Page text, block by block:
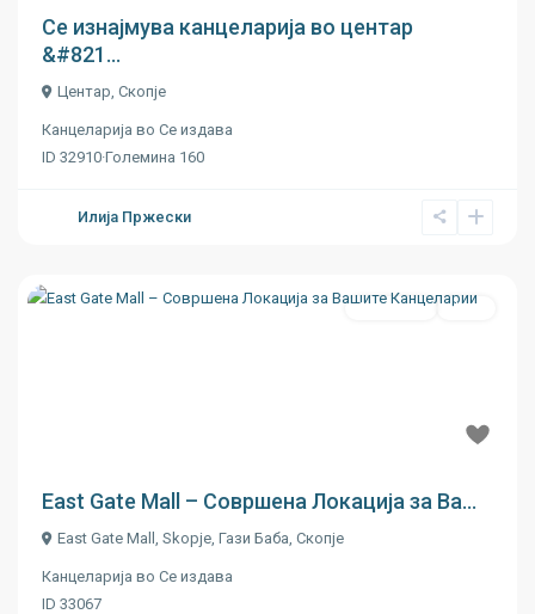
Се изнајмува канцеларија во центар
&#821...
Центар, Скопје
Канцеларија во Се издава
ID 32910·Големина 160
Илија Пржески
Се издава Ново
East Gate Mall – Совршена Локација за Ва...
East Gate Mall, Skopje, Гази Баба, Скопје
Канцеларија во Се издава
ID 33067